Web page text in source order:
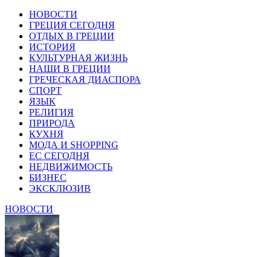
НОВОСТИ
ГРЕЦИЯ СЕГОДНЯ
ОТДЫХ В ГРЕЦИИ
ИСТОРИЯ
КУЛЬТУРНАЯ ЖИЗНЬ
НАШИ В ГРЕЦИИ
ГРЕЧЕСКАЯ ДИАСПОРА
СПОРТ
ЯЗЫК
РЕЛИГИЯ
ПРИРОДА
КУХНЯ
МОДА И SHOPPING
ЕС СЕГОДНЯ
НЕДВИЖИМОСТЬ
БИЗНЕС
ЭКСКЛЮЗИВ
НОВОСТИ